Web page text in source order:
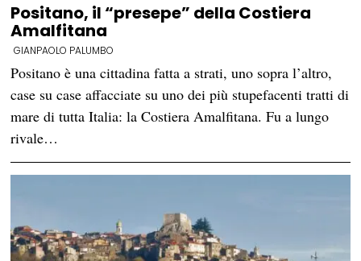
Positano, il “presepe” della Costiera
Amalfitana
GIANPAOLO PALUMBO
Positano è una cittadina fatta a strati, uno sopra l’altro,
case su case affacciate su uno dei più stupefacenti tratti di
mare di tutta Italia: la Costiera Amalfitana. Fu a lungo
rivale…